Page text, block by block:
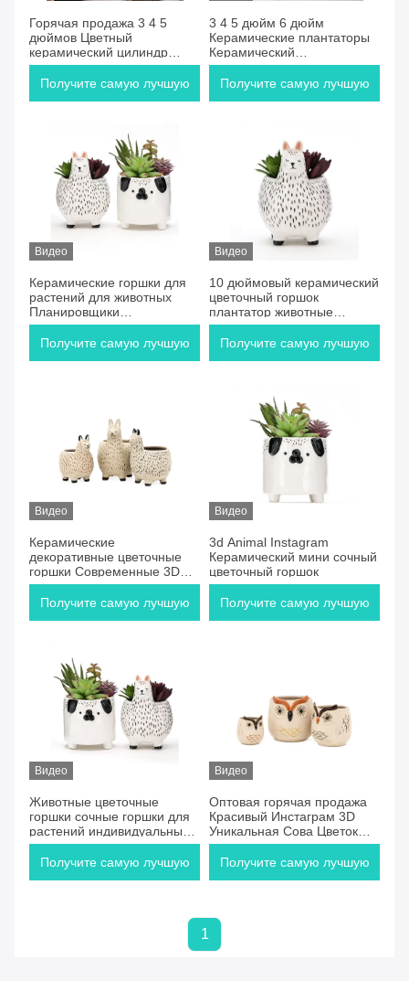
Горячая продажа 3 4 5
дюймов Цветный
керамический цилиндр
растение горшок Северный
керамический цветочный
Получите самую лучшую
3 4 5 дюйм 6 дюйм
Керамические плантаторы
Керамический
цилиндрический
плантационный горшок
Получите самую лучшую
Видео
Керамические горшки для
растений для животных
Планировщики
сокообразные горшки для
растений для растений для
Получите самую лучшую
Видео
10 дюймовый керамический
цветочный горшок
плантатор животные
цветочные горшки сочные
растения горшок растения
Получите самую лучшую
Видео
Керамические
декоративные цветочные
горшки Современные 3D
животные Альпака в форме
внутреннего 6 дюймов 12 "
Получите самую лучшую
Видео
3d Animal Instagram
Керамический мини сочный
цветочный горшок
Получите самую лучшую
Видео
Животные цветочные
горшки сочные горшки для
растений индивидуальные
плантаторы для
размножения растений
Получите самую лучшую
Видео
Оптовая горячая продажа
Красивый Инстаграм 3D
Уникальная Сова Цветок
Соккулентный горшок В
керамической глине
Получите самую лучшую
1